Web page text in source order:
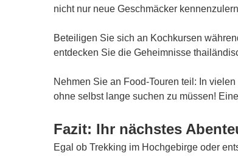
nicht nur neue Geschmäcker
Beteiligen Sie sich an Kochkursen
entdecken Sie die Geheimnisse
Nehmen Sie an Food-Touren teil: In
ohne selbst lange suchen zu müssen!
Fazit: Ihr nächstes
Egal ob Trekking im Hochgebirge oder